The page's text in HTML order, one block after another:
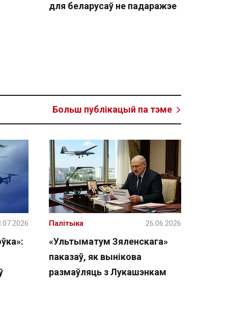
для беларусаў не падаражэе
Больш публікацый па тэме
«Ультыматум Зяленскага»
паказаў, як вынікова
размаўляць з Лукашэнкам
Палітыка 26.06.2026